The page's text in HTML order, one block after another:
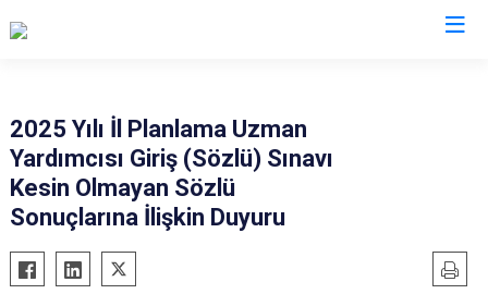
2025 Yılı İl Planlama Uzman
Yardımcısı Giriş (Sözlü) Sınavı
Kesin Olmayan Sözlü
Sonuçlarına İlişkin Duyuru